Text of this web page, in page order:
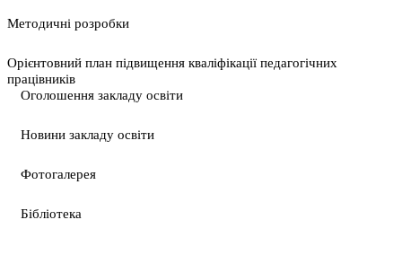
Методичні розробки
Орієнтовний план підвищення кваліфікації педагогічних
працівників
Оголошення закладу освіти
Новини закладу освіти
Фотогалерея
Бібліотека